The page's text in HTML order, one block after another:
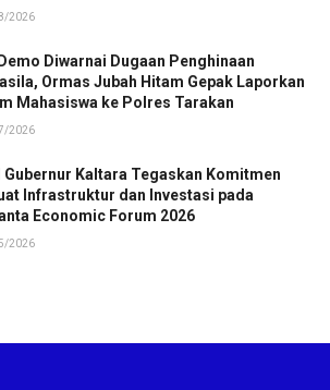
2026
Diwarnai Dugaan Penghinaan
Ormas Jubah Hitam Gepak Laporkan
Mahasiswa ke Polres Tarakan
2026
Gubernur Kaltara Tegaskan Komitmen
Infrastruktur dan Investasi pada
Economic Forum 2026
2026